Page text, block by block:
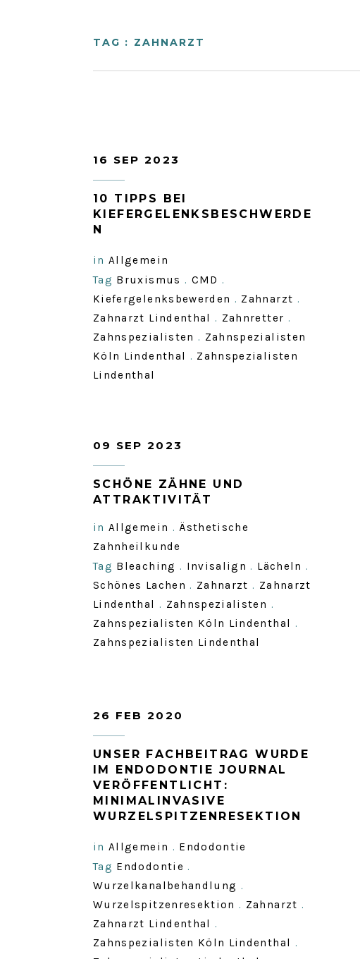
TAG : ZAHNARZT
16 SEP 2023
10 TIPPS BEI
KIEFERGELENKSBESCHWERDE
N
in Allgemein
Tag Bruxismus . CMD .
Kiefergelenksbewerden . Zahnarzt .
Zahnarzt Lindenthal . Zahnretter .
Zahnspezialisten . Zahnspezialisten
Köln Lindenthal . Zahnspezialisten
Lindenthal
09 SEP 2023
SCHÖNE ZÄHNE UND
ATTRAKTIVITÄT
in Allgemein . Ästhetische
Zahnheilkunde
Tag Bleaching . Invisalign . Lächeln .
Schönes Lachen . Zahnarzt . Zahnarzt
Lindenthal . Zahnspezialisten .
Zahnspezialisten Köln Lindenthal .
Zahnspezialisten Lindenthal
26 FEB 2020
UNSER FACHBEITRAG WURDE
IM ENDODONTIE JOURNAL
VERÖFFENTLICHT:
MINIMALINVASIVE
WURZELSPITZENRESEKTION
in Allgemein . Endodontie
Tag Endodontie .
Wurzelkanalbehandlung .
Wurzelspitzenresektion . Zahnarzt .
Zahnarzt Lindenthal .
Zahnspezialisten Köln Lindenthal .